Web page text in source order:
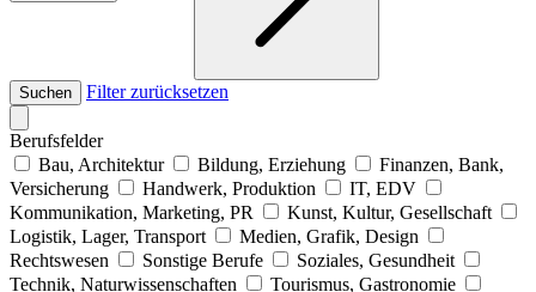
Suchen Filter zurücksetzen
Berufsfelder
Bau, Architektur
Bildung, Erziehung
Finanzen, Bank,
Versicherung
Handwerk, Produktion
IT, EDV
Kommunikation, Marketing, PR
Kunst, Kultur, Gesellschaft
Logistik, Lager, Transport
Medien, Grafik, Design
Rechtswesen
Sonstige Berufe
Soziales, Gesundheit
Technik, Naturwissenschaften
Tourismus, Gastronomie